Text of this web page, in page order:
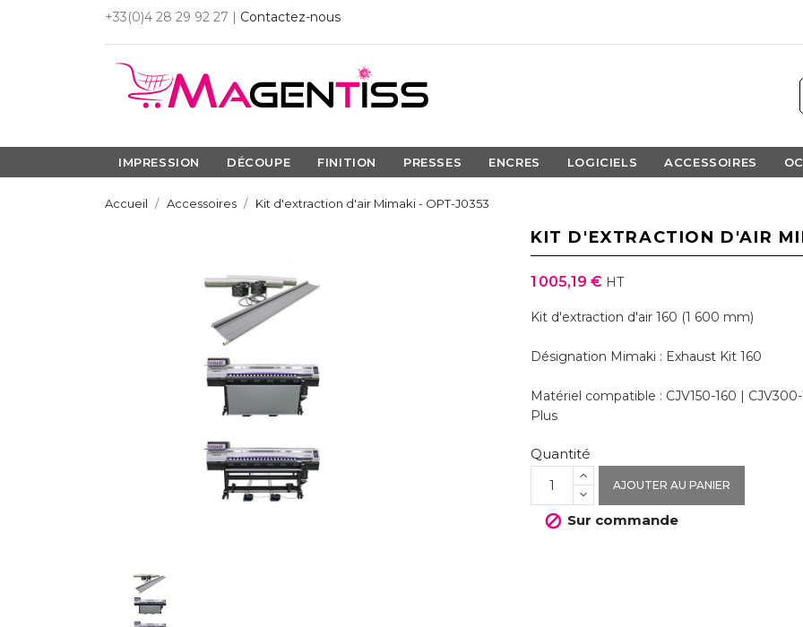
+33(0)4 28 29 92 27 | Contactez-nous
IMPRESSION DÉCOUPE FINITION PRESSES ENCRES LOGICIELS ACCESSOIRES
Accueil Accessoires Kit d'extraction d'air Mimaki - OPT-J0353
KIT D'EXTRACTION D'AIR
1 005,19 € HT
Kit d'extraction d'air 160 (1 600 mm)
Désignation Mimaki : Exhaust Kit 160
Matériel compatible : CJV150-160 |
Plus
Quantité
AJOUTER AU PANIER
 Sur commande